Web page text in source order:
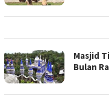
Masjid
Bulan